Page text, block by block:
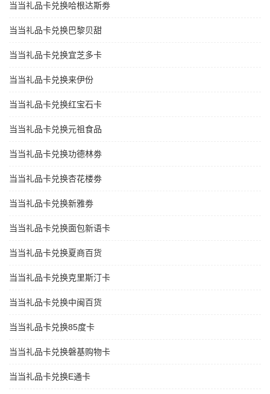
当当礼品卡兑换哈根达斯劵
当当礼品卡兑换巴黎贝甜
当当礼品卡兑换宜芝多卡
当当礼品卡兑换来伊份
当当礼品卡兑换红宝石卡
当当礼品卡兑换元祖食品
当当礼品卡兑换功德林劵
当当礼品卡兑换杏花楼劵
当当礼品卡兑换新雅劵
当当礼品卡兑换面包新语卡
当当礼品卡兑换夏商百货
当当礼品卡兑换克里斯汀卡
当当礼品卡兑换中闽百货
当当礼品卡兑换85度卡
当当礼品卡兑换磐基购物卡
当当礼品卡兑换E通卡